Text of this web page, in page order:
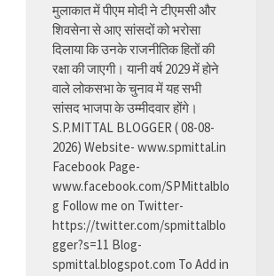
मुलाकात में पीएम मोदी ने टीएमसी और
शिवसेना से आए सांसदों को भरोसा
दिलाया कि उनके राजनीतिक हितों की
रक्षा की जाएगी। यानी वर्ष 2029 में होने
वाले लोकसभा के चुनाव में यह सभी
सांसद भाजपा के उम्मीदवार होंगे।
S.P.MITTAL BLOGGER ( 08-08-
2026) Website- www.spmittal.in
Facebook Page-
www.facebook.com/SPMittalblo
g Follow me on Twitter-
https://twitter.com/spmittalblo
gger?s=11 Blog-
spmittal.blogspot.com To Add in